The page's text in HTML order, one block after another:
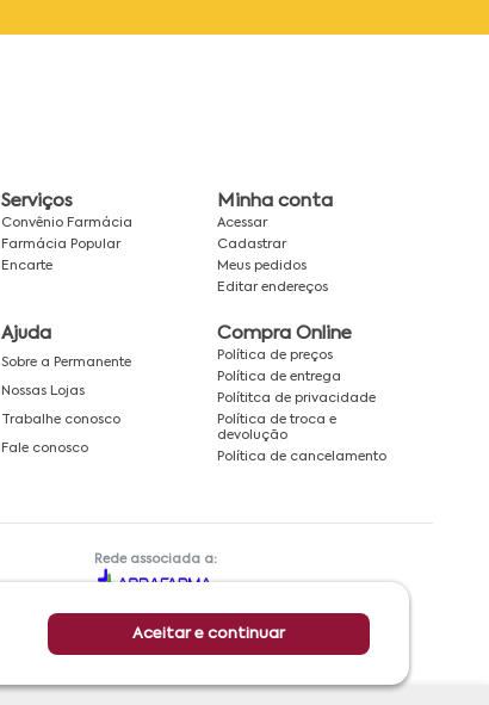
Aceitar e continuar
Serviços
Convênio Farmácia
Farmácia Popular
Encarte
Minha conta
Acessar
Cadastrar
Meus pedidos
Editar endereços
Ajuda
Sobre a Permanente
Nossas Lojas
Trabalhe conosco
Fale conosco
Compra Online
Política de preços
Política de entrega
Polítitca de privacidade
Política de troca e
devolução
Política de cancelamento
Rede associada a: